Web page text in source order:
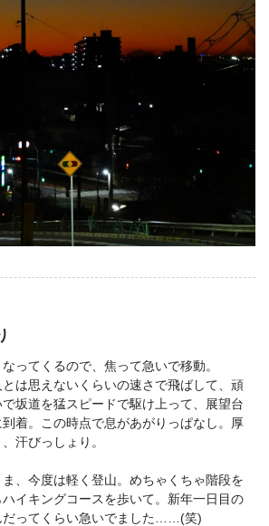
ってくるので、焦って急いで移動。
は思えないくらいの速さで飛ばして、頑
坂道を猛スピードで駆け上って、展望台
到着。この時点で息があがりっぱなし。厚
汗びっしょり。
、今度は軽く登山。めちゃくちゃ階段を
イキングコースを歩いて。新年一日目の
だってくらい急いでました……(笑)